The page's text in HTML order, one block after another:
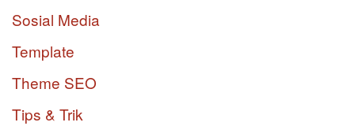
Sosial Media
Template
Theme SEO
Tips & Trik